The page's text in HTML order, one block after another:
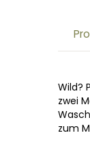
Wild?
zwei
zum